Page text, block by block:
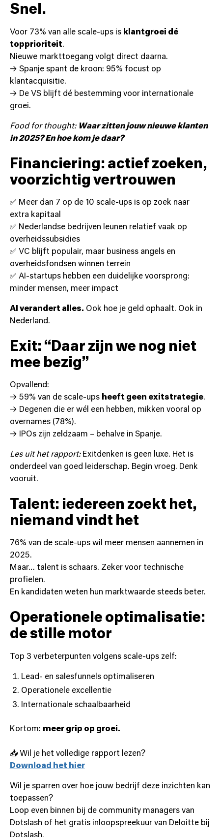
Snel.
Voor 73% van alle scale-ups is klantgroei dé
topprioriteit.
Nieuwe markttoegang volgt direct daarna.
→ Spanje spant de kroon: 95% focust op
klantacquisitie.
→ De VS blijft dé bestemming voor internationale
groei.
Food for thought: Waar zitten jouw nieuwe klanten
in 2025? En hoe kom je daar?
Financiering: actief zoeken,
voorzichtig vertrouwen
✅ Meer dan 7 op de 10 scale-ups is op zoek naar
extra kapitaal
✅ Nederlandse bedrijven leunen relatief vaak op
overheidssubsidies
✅ VC blijft populair, maar business angels en
overheidsfondsen winnen terrein
✅ AI-startups hebben een duidelijke voorsprong:
minder mensen, meer impact
AI verandert alles. Ook hoe je geld ophaalt. Ook in
Nederland.
Exit: “Daar zijn we nog niet
mee bezig”
Opvallend:
→ 59% van de scale-ups heeft geen exitstrategie.
→ Degenen die er wél een hebben, mikken vooral op
overnames (78%).
→ IPOs zijn zeldzaam – behalve in Spanje.
Les uit het rapport:Exitdenken is geen luxe. Het is
onderdeel van goed leiderschap. Begin vroeg. Denk
vooruit.
Talent: iedereen zoekt het,
niemand vindt het
76% van de scale-ups wil meer mensen aannemen in
2025.
Maar… talent is schaars. Zeker voor technische
profielen.
En kandidaten weten hun marktwaarde steeds beter.
Operationele optimalisatie:
de stille motor
Top 3 verbeterpunten volgens scale-ups zelf:
Lead- en salesfunnels optimaliseren
Operationele excellentie
Internationale schaalbaarheid
Kortom: meer grip op groei.
📥 Wil je het volledige rapport lezen?
Download het hier
Wil je sparren over hoe jouw bedrijf deze inzichten kan
toepassen?
Loop even binnen bij de community managers van
Dotslash of het gratis inloopspreekuur van Deloitte bij
Dotslash.